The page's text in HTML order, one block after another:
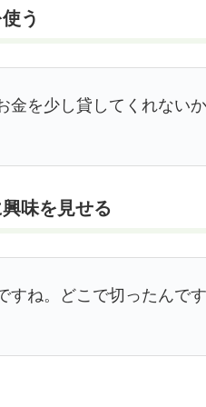
う
金を少し貸してくれないか
味を見せる
すね。どこで切ったんで